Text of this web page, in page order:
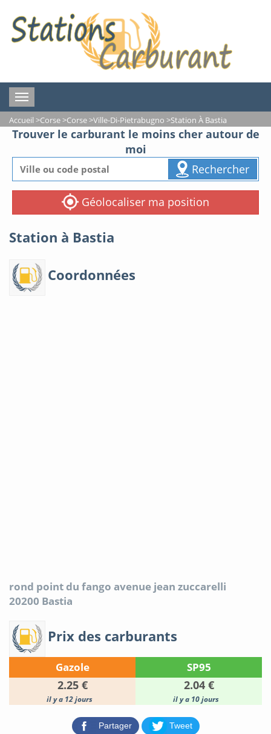
Toggle
navigation
Accueil >Corse>Corse>Ville-Di-Pietrabugno >Station À Bastia
Trouver le carburant le moins cher autour de
moi
Rechercher
Géolocaliser ma position
Station à Bastia
Coordonnées
rond point du fango avenue jean zuccarelli
20200 Bastia
Prix des carburants
Gazole SP95
2.25 € 2.04 €
il y a 12 jours il y a 10 jours
Partager Tweet